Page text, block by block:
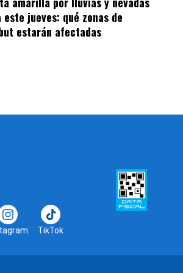
este jueves: qué zonas de
estarán afectadas
TikTok